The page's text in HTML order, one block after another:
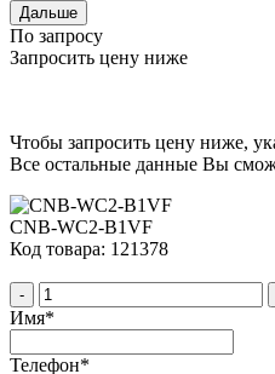
Дальше
По запросу
Запросить цену ниже
Чтобы запросить цену ниже,
Все остальные данные Вы
CNB-WC2-B1VF
Код товара: 121378
-
Имя*
Телефон*